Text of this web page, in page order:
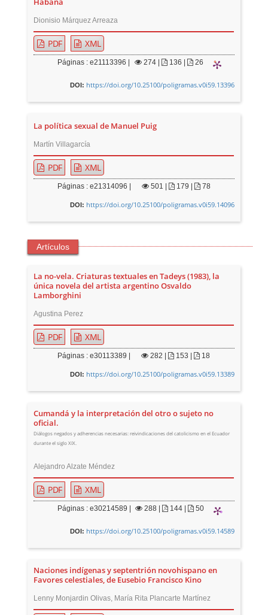
Habana
Dionisio Márquez Arreaza
PDF XML
Páginas : e21113396 | 274| 136 | 26
DOI: https://doi.org/10.25100/poligramas.v0i59.13396
La política sexual de Manuel Puig
Martín Villagarcía
PDF XML
Páginas : e21314096 | 501 179 | 78
DOI: https://doi.org/10.25100/poligramas.v0i59.14096
Artículos
La no-vela. Criaturas textuales en Tadeys (1983), la
única novela del artista argentino Osvaldo
Lamborghini
Agustina Perez
PDF XML
Páginas : e30113389 | 282 153 | 18
DOI: https://doi.org/10.25100/poligramas.v0i59.13389
Cumandá y la interpretación del otro o sujeto no
oficial.
Diálogos negados y adherencias necesarias: reivindicaciones del catolicismo en el Ecuador
durante el siglo XIX.
Alejandro Alzate Méndez
PDF XML
Páginas : e30214589 | 288 144 | 50
DOI: https://doi.org/10.25100/poligramas.v0i59.14589
Naciones indígenas y septentrión novohispano en
Favores celestiales, de Eusebio Francisco Kino
Lenny Monjardin Olivas, María Rita Plancarte Martínez